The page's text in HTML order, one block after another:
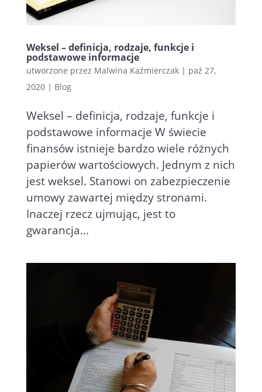
Weksel – definicja, rodzaje, funkcje i
podstawowe informacje
utworzone przez Malwina Kaźmierczak| paź 27,
2020| Blog
Weksel – definicja, rodzaje, funkcje i
podstawowe informacje W świecie
finansów istnieje bardzo wiele różnych
papierów wartościowych. Jednym z nich
jest weksel. Stanowi on zabezpieczenie
umowy zawartej między stronami.
Inaczej rzecz ujmując, jest to
gwarancja...